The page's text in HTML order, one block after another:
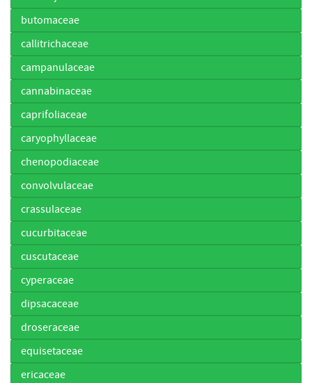
butomaceae
callitrichaceae
campanulaceae
cannabinaceae
caprifoliaceae
caryophyllaceae
chenopodiaceae
convolvulaceae
crassulaceae
cucurbitaceae
cuscutaceae
cyperaceae
dipsacaceae
droseraceae
equisetaceae
ericaceae